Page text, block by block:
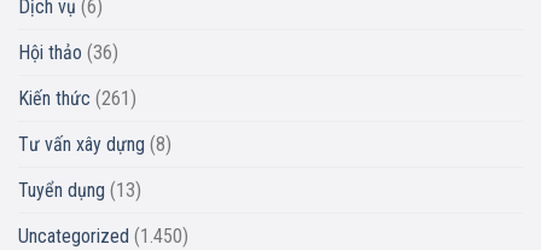
Dịch vụ (6)
Hội thảo (36)
Kiến thức (261)
Tư vấn xây dựng (8)
Tuyển dụng (13)
Uncategorized (1.450)